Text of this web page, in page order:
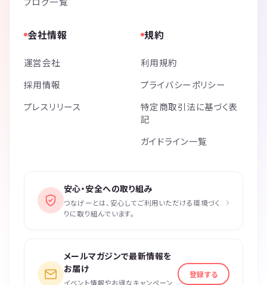
会社情報
運営会社
採用情報
プレスリリース
規約
利用規約
プライバシーポリシー
特定商取引法に基づく表
記
ガイドライン一覧
安心・安全への取り組み
つなげーとは、安心してご利用いただける環境づく
りに取り組んでいます。
›
メールマガジンで最新情報を
お届け
イベント情報やお得なキャンペーン
登録する